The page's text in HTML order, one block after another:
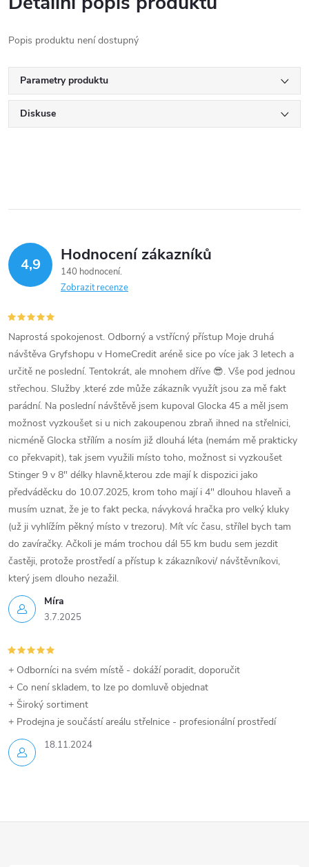
Popis produktu není dostupný
Parametry produktu
Diskuse
4,9 Hodnocení zákazníků
140 hodnocení
Zobrazit recenze
Míra
3.7.2025
Naprostá spokojenost. Odborný a vstřícný přístup Moje druhá
návštěva Gryfshopu v HomeCredit aréně sice po více jak 3 letech a
určitě ne poslední. Tentokrát, ale mnohem dříve 😎. Vše pod jednou
střechou. Služby ,které zde může zákazník využít jsou za mě fakt
parádní. Na poslední návštěvě jsem kupoval Glocka 45 a měl jsem
možnost vyzkoušet si u nich zakoupenou zbraň ihned na střelnici,
nicméně Glocka střílím a nosím již dlouhá léta (nemám mě prakticky
co překvapit), tak jsem využili místo toho, možnost si vyzkoušet
Stinger 9 v 8" délky hlavně,kterou zde mají k dispozici jako
předváděcku do 10.07.2025, krom toho mají i 4" dlouhou hlaveň a
musím uznat, že je to fakt pecka, návyková hračka pro velký kluky
(už ji vyhlížím pěkný místo v trezoru). Mít víc času, střílel bych tam
do zavíračky. Ačkoli je mám trochou dál 55 km budu sem jezdit
častěji, protože prostředí a přístup k zákazníkovi/ návštěvníkovi,
který jsem dlouho nezažil.
18.11.2024
+ Odborníci na svém místě - dokáží poradit, doporučit
+ Co není skladem, to lze po domluvě objednat
+ Široký sortiment
+ Prodejna je součástí areálu střelnice - profesionální prostředí